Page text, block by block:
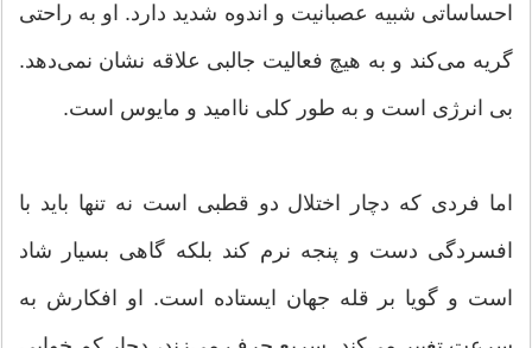
احساساتی شبیه عصبانیت و اندوه شدید دارد. او به راحتی
گریه می‌کند و به هیچ فعالیت جالبی علاقه نشان نمی‌دهد.
بی انرژی است و به طور کلی ناامید و مایوس است.
اما فردی که دچار اختلال دو قطبی است نه تنها باید با
افسردگی دست و پنجه نرم کند بلکه گاهی بسیار شاد
است و گویا بر قله جهان ایستاده است. او افکارش به